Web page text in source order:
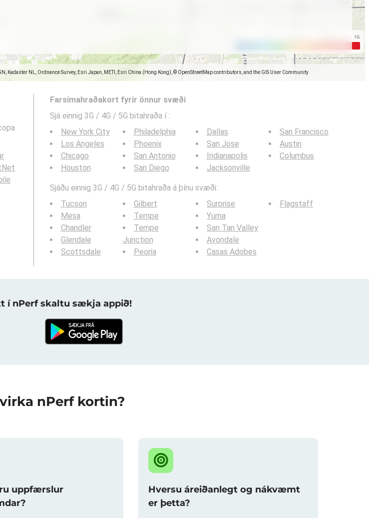
Kadaster NL, Ordnance Survey, Esri Japan, METI, Esri China (Hong Kong), © OpenStreetMap contributors, and the GIS User Community
Farsímahraðakort fyrir önnur svæði
Sjá einnig 3G / 4G / 5G bitahraða í :
New York City
Los Angeles
Chicago
Houston
Philadelphia
Phoenix
San Antonio
San Diego
Dallas
San Jose
Indianapolis
Jacksonville
San Francisco
Austin
Columbus
Sjáðu einnig 3G / 4G / 5G bitahraða á þínu svæði:
Tucson
Mesa
Chandler
Glendale
Scottsdale
Gilbert
Tempe
Tempe
Junction
Peoria
Surprise
Yuma
San Tan Valley
Avondale
Casas Adobes
Flagstaff
í nPerf skaltu sækja appið!
nPerf kortin?
uppfærslur
Hversu áreiðanlegt og nákvæmt
er þetta?